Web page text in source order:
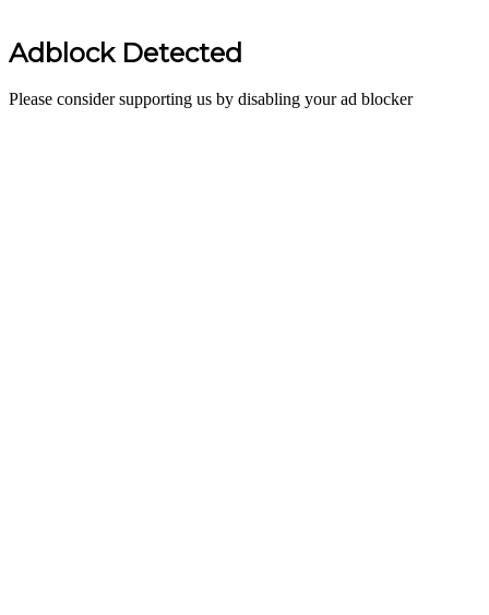
Adblock Detected
Please consider supporting us by disabling your ad blocker